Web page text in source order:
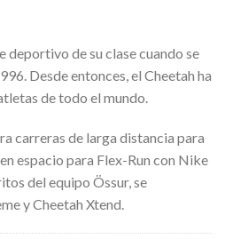
deportivo de su clase cuando se
Desde entonces, el Cheetah ha
de todo el mundo.
carreras de larga distancia para
espacio para Flex-Run con Nike
del equipo Össur, se
y Cheetah Xtend.